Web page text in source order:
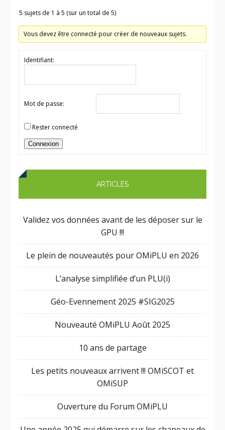
5 sujets de 1 à 5 (sur un total de 5)
Vous devez être connecté pour créer de nouveaux sujets.
Identifiant:
Mot de passe:
Rester connecté
Connexion
ARTICLES
Validez vos données avant de les déposer sur le
GPU !!!
Le plein de nouveautés pour OMiPLU en 2026
L’analyse simplifiée d’un PLU(i)
Géo-Evennement 2025 #SIG2025
Nouveauté OMiPLU Août 2025
10 ans de partage
Les petits nouveaux arrivent !!! OMiSCOT et
OMiSUP
Ouverture du Forum OMiPLU